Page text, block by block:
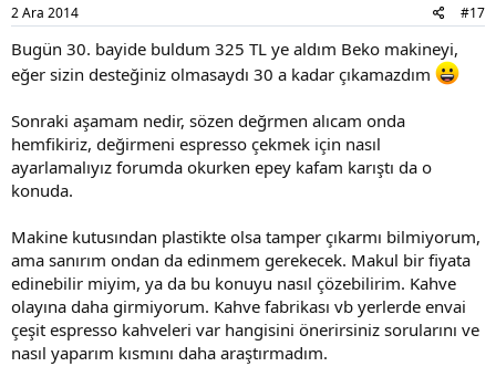
2 Ara 2014 #17
Bugün 30. bayide buldum 325 TL ye aldım Beko makineyi,
eğer sizin desteğiniz olmasaydı 30 a kadar çıkamazdım
Sonraki aşamam nedir, sözen değrmen alıcam onda
hemfikiriz, değirmeni espresso çekmek için nasıl
ayarlamalıyız forumda okurken epey kafam karıştı da o
konuda.
Makine kutusından plastikte olsa tamper çıkarmı bilmiyorum,
ama sanırım ondan da edinmem gerekecek. Makul bir fiyata
edinebilir miyim, ya da bu konuyu nasıl çözebilirim. Kahve
olayına daha girmiyorum. Kahve fabrikası vb yerlerde envai
çeşit espresso kahveleri var hangisini önerirsiniz sorularını ve
nasıl yaparım kısmını daha araştırmadım.